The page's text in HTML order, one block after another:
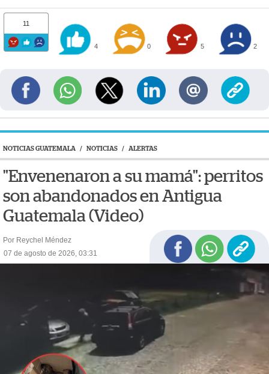
11
4 0 5 2
NOTICIAS GUATEMALA / NOTICIAS / ALERTAS
"Envenenaron a su mamá": perritos
son abandonados en Antigua
Guatemala (Video)
Por Reychel Méndez
07 de agosto de 2026, 03:31